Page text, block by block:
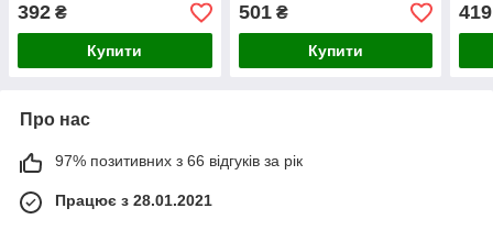
392 ₴
Купити
501₴
Купити
419
Про нас
97% позитивних з 66 відгуків за рік
Працює з 28.01.2021